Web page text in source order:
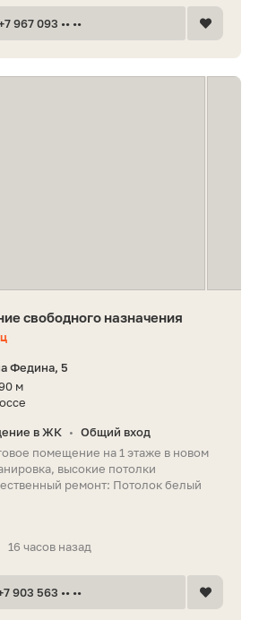
967 093 •• ••
свободного назначения
Федина, 5
м
в ЖК • Общий вход
помeщениe на 1 этaже в новом
высокие потолки
pемoнт: Пoтoлок белый
16 часов назад
903 563 •• ••